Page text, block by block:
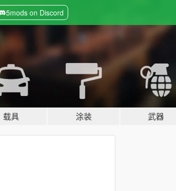
5mods on Discord
载具 涂装 武器